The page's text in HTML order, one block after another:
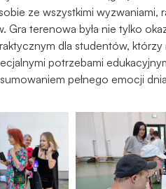
ze wszystkimi wyzwaniami,
terenowa była nie tylko
dla studentów,
potrzebami
pełnego emocji